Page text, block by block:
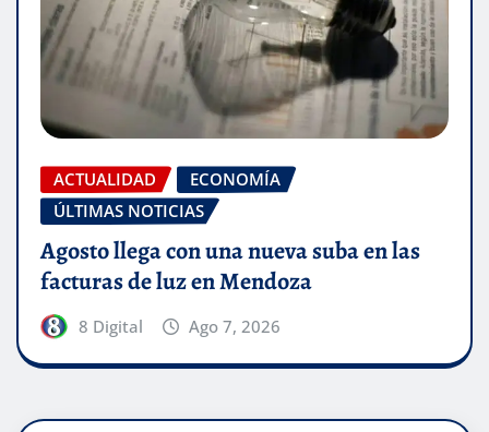
ACTUALIDAD
ECONOMÍA
ÚLTIMAS NOTICIAS
Agosto llega con una nueva suba en las
facturas de luz en Mendoza
8 Digital Ago 7, 2026